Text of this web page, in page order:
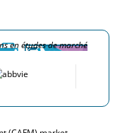
en études de marché